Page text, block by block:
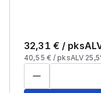
32,31 € / pks
40,55 € / pksALV